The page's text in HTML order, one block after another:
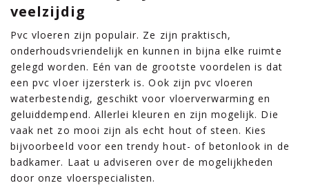
veelzijdig
Pvc vloeren zijn populair. Ze zijn praktisch,
onderhoudsvriendelijk en kunnen in bijna elke ruimte
gelegd worden. Eén van de grootste voordelen is dat
een pvc vloer ijzersterk is. Ook zijn pvc vloeren
waterbestendig, geschikt voor vloerverwarming en
geluiddempend. Allerlei kleuren en zijn mogelijk. Die
vaak net zo mooi zijn als echt hout of steen. Kies
bijvoorbeeld voor een trendy hout- of betonlook in de
badkamer. Laat u adviseren over de mogelijkheden
door onze vloerspecialisten.